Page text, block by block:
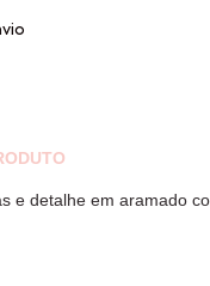
e detalhe em aramado